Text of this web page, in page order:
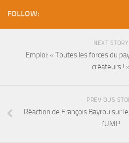
FOLLOW:
NEXT STORY
Emploi: « Toutes les forces du
créateurs ! »
PREVIOUS
Réaction de François Bayrou sur
l’UMP